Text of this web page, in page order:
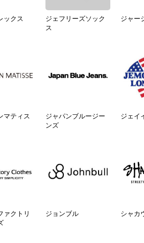
ックス
ジェフリーズソック
ス
ジャー
マティス
ジャパンブルージー
ンズ
ジェイ
ァクトリ
ジョンブル シャカ